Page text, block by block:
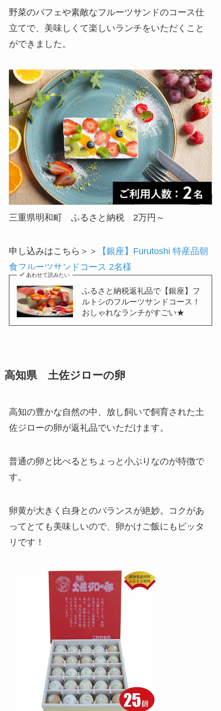
野菜のパフェや素敵なフルーツサンドのコース仕
立てで、美味しくて楽しいランチをいただくこと
ができました。
三重県明和町 ふるさと納税 2万円～
申し込みはこちら＞＞
【銀座】Furutoshi 特産品朝
食フルーツサンドコース 2名様
あわせて読みたい
ふるさと納税返礼品で【銀座】フ
ルトシのフルーツサンドコース！
おしゃれなランチがすごい★
高知県 土佐ジローの卵
高知の豊かな自然の中、放し飼いで飼育された土
佐ジローの卵が返礼品でいただけます。
普通の卵と比べるとちょっと小ぶりなのが特徴で
す。
卵黄が大きく白身とのバランスが絶妙。コクがあ
ってとても美味しいので、卵かけご飯にもピッタ
リです！